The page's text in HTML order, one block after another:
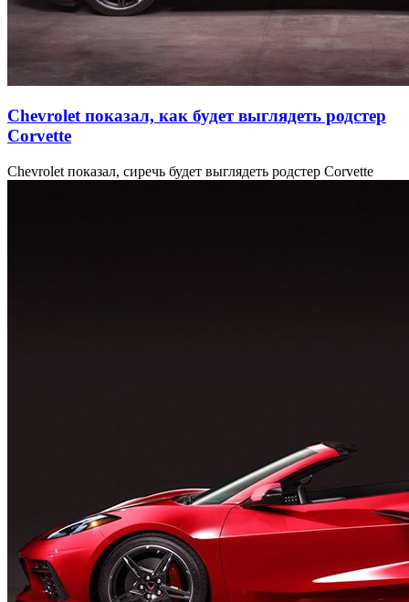
Chevrolet показал, как будет выглядеть родстер
Corvette
Chevrolet показал, сиречь будет выглядеть родстер Corvette